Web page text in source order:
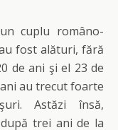
cuplu româno-
fost alături, fără
de ani şi el 23 de
au trecut foarte
Astăzi însă,
trei ani de la